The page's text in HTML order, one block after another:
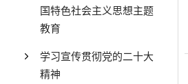
国特色社会主义思想主题
教育
学习宣传贯彻党的二十大
精神